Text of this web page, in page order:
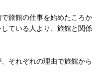
旅館の仕事を始めたころか
ている人より、旅館と関係
それぞれの理由で旅館から